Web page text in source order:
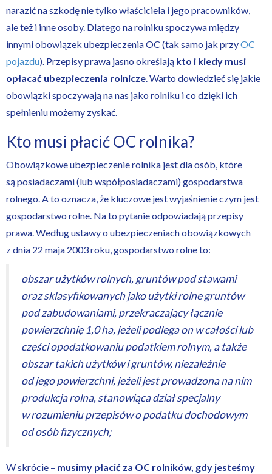
narazić na szkodę nie tylko właściciela i jego pracowników,
ale też i inne osoby. Dlatego na rolniku spoczywa między
innymi obowiązek ubezpieczenia OC (tak samo jak przyOC
pojazdu). Przepisy prawa jasno określają kto i kiedy musi
opłacać ubezpieczenia rolnicze. Warto dowiedzieć się jakie
obowiązki spoczywają na nas jako rolniku i co dzięki ich
spełnieniu możemy zyskać.
Kto musi płacićOC rolnika?
Obowiązkowe ubezpieczenie rolnika jest dla osób, które
są posiadaczami (lub współposiadaczami) gospodarstwa
rolnego. A to oznacza, że kluczowe jest wyjaśnienie czym jest
gospodarstwo rolne. Na to pytanie odpowiadają przepisy
prawa. Według ustawy o ubezpieczeniach obowiązkowych
z dnia 22 maja 2003 roku, gospodarstwo rolne to:
obszar użytków rolnych, gruntów pod stawami
oraz sklasyfikowanych jako użytki rolne gruntów
pod zabudowaniami, przekraczający łącznie
powierzchnię 1,0 ha, jeżeli podlega on w całości lub
części opodatkowaniu podatkiem rolnym, a także
obszar takich użytków i gruntów, niezależnie
od jego powierzchni, jeżeli jest prowadzona na nim
produkcja rolna, stanowiąca dział specjalny
w rozumieniu przepisów o podatku dochodowym
od osób fizycznych;
W skrócie – musimy płacić za OC rolników, gdy jesteśmy